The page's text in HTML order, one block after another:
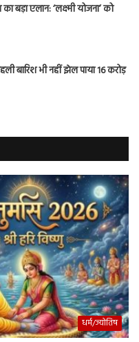
बड़ा एलान: ‘लक्ष्मी योजना’ को
बारिश भी नहीं झेल पाया 16 करोड़
धर्म/ज्योतिष